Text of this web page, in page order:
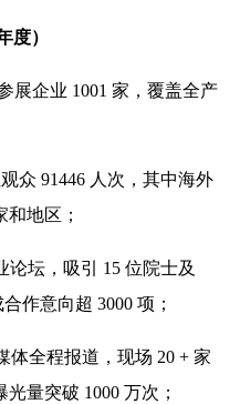
度）
展企业 1001 家，覆盖全产
众 91446 人次，其中海外
和地区；
论坛，吸引 15 位院士及
作意向超 3000 项；
体全程报道，现场 20 + 家
量突破 1000 万次；